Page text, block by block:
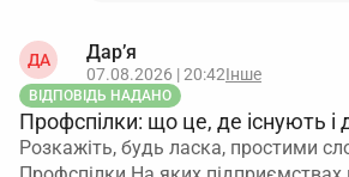
ДА Дар’я
07.08.2026 | 20:42Інше
ВІДПОВІДЬ НАДАНО
Профспілки: що це, де існують і
Розкажіть, будь ласка, простими